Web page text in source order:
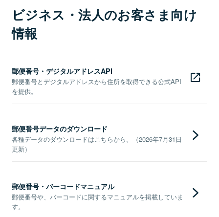
ビジネス・法人のお客さま向け
情報
郵便番号・デジタルアドレスAPI
郵便番号とデジタルアドレスから住所を取得できる公式API
を提供。
郵便番号データのダウンロード
各種データのダウンロードはこちらから。（2026年7月31日
更新）
郵便番号・バーコードマニュアル
郵便番号や、バーコードに関するマニュアルを掲載していま
す。